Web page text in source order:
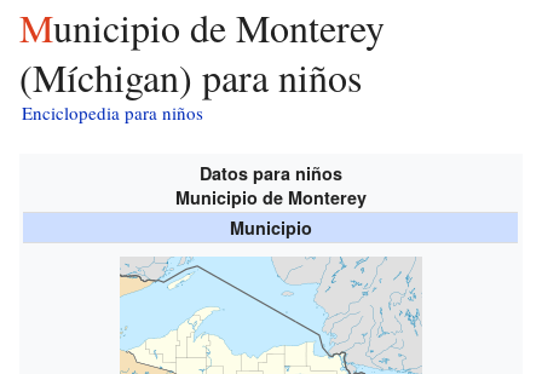
Municipio de Monterey
(Míchigan) para niños
Enciclopedia para niños
Datos para niños
Municipio de Monterey
Municipio